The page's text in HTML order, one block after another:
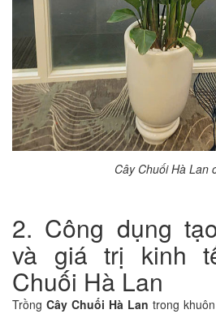
Cây Chuối Hà Lan
2. Công dụng
và giá trị kinh
Chuối Hà Lan
Trồng Cây Chuối Hà Lan trong